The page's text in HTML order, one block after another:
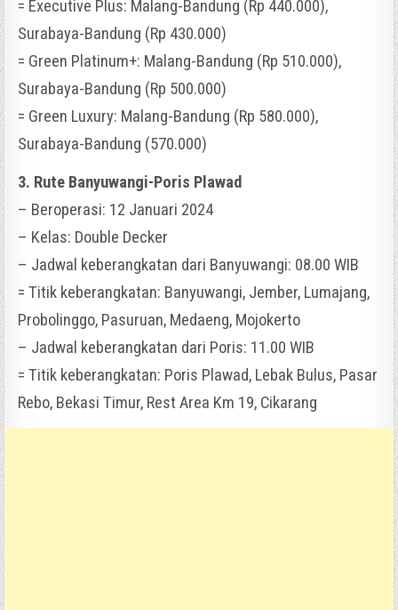
= Executive Plus: Malang-Bandung (Rp 440.000),
Surabaya-Bandung (Rp 430.000)
= Green Platinum+: Malang-Bandung (Rp 510.000),
Surabaya-Bandung (Rp 500.000)
= Green Luxury: Malang-Bandung (Rp 580.000),
Surabaya-Bandung (570.000)
3. Rute Banyuwangi-Poris Plawad
– Beroperasi: 12 Januari 2024
– Kelas: Double Decker
– Jadwal keberangkatan dari Banyuwangi: 08.00 WIB
= Titik keberangkatan: Banyuwangi, Jember, Lumajang,
Probolinggo, Pasuruan, Medaeng, Mojokerto
– Jadwal keberangkatan dari Poris: 11.00 WIB
= Titik keberangkatan: Poris Plawad, Lebak Bulus, Pasar
Rebo, Bekasi Timur, Rest Area Km 19, Cikarang